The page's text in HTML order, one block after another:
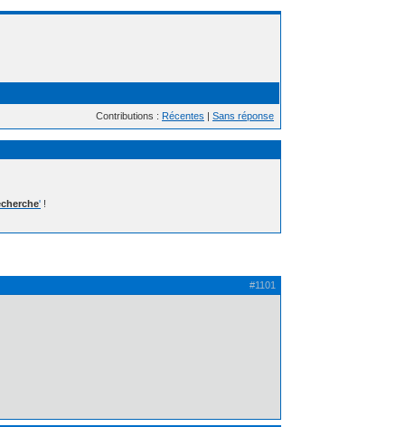
Contributions : Récentes | Sans réponse
' !
#1101